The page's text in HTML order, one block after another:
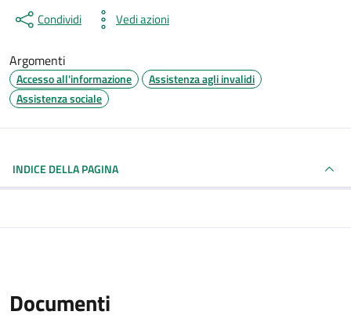
Condividi Vedi azioni
Argomenti
Accesso all'informazione
Assistenza agli invalidi
Assistenza sociale
INDICE DELLA PAGINA
Documenti